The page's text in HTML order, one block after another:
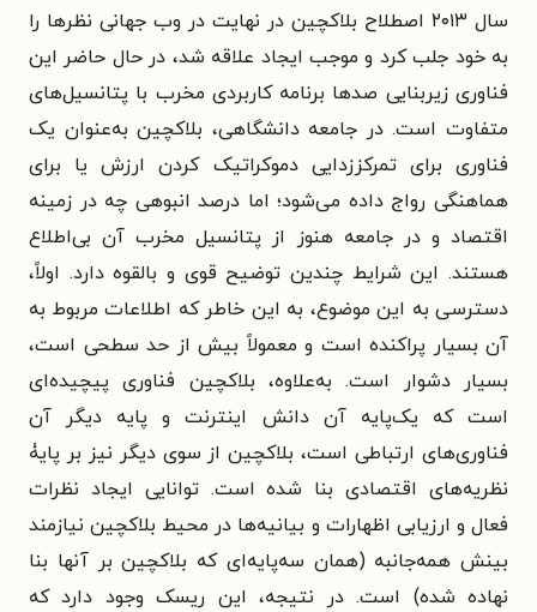
سال ۲۰۱۳ اصطلاح بلاکچین در نهایت در وب جهانی نظرها را
به خود جلب کرد و موجب ایجاد علاقه شد، در حال حاضر این
فناوری زیربنایی صدها برنامه کاربردی مخرب با پتانسیل‌های
متفاوت است. در جامعه دانشگاهی، بلاکچین به‌عنوان یک
فناوری برای تمرکززدایی دموکراتیک کردن ارزش یا برای
هماهنگی رواج داده می‌شود؛ اما درصد انبوهی چه در زمینه
اقتصاد و در جامعه هنوز از پتانسیل مخرب آن بی‌اطلاع
هستند. این شرایط چندین توضیح قوی و بالقوه دارد. اولاً،
دسترسی به این موضوع، به این خاطر که اطلاعات مربوط به
آن بسیار پراکنده است و معمولاً بیش از حد سطحی است،
بسیار دشوار است. به‌علاوه، بلاکچین فناوری پیچیده‌ای
است که یک‌پایه آن دانش اینترنت و پایه دیگر آن
فناوری‌های ارتباطی است، بلاکچین از سوی دیگر نیز بر پایۀ
نظریه‌های اقتصادی بنا شده است. توانایی ایجاد نظرات
فعال و ارزیابی اظهارات و بیانیه‌ها در محیط بلاکچین نیازمند
بینش همه‌جانبه (همان سه‌پایه‌ای که بلاکچین بر آنها بنا
نهاده شده) است. در نتیجه، این ریسک وجود دارد که